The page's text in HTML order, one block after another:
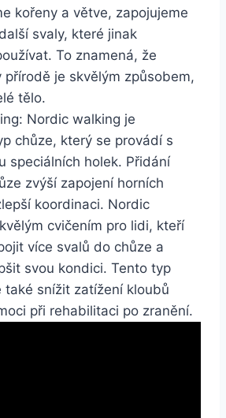
kořeny a větve, zapojujeme
svaly, které jinak
To znamená, že
přírodě je skvělým způsobem,
tělo.
Nordic walking je
chůze, který se provádí s
speciálních holek. Přidání
zvýší zapojení horních
koordinaci. Nordic
cvičením pro lidi, kteří
více svalů do chůze a
svou kondici. Tento typ
také snížit zatížení kloubů
při rehabilitaci po zranění.